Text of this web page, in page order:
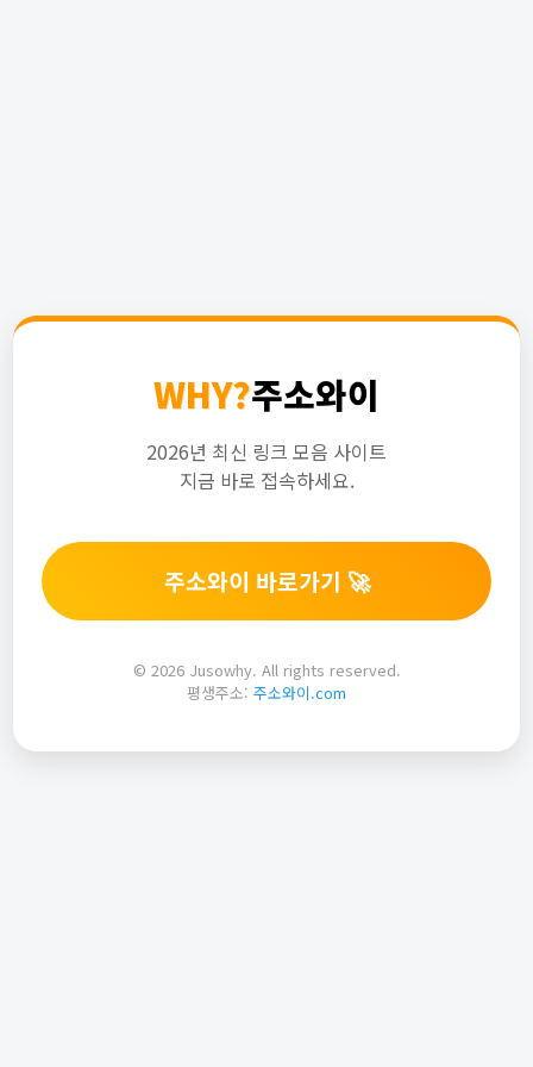
WHY?주소와이
2026년 최신 링크 모음 사이트
지금 바로 접속하세요.
주소와이 바로가기 🚀
© 2026 Jusowhy. All rights reserved.
평생주소: 주소와이.com